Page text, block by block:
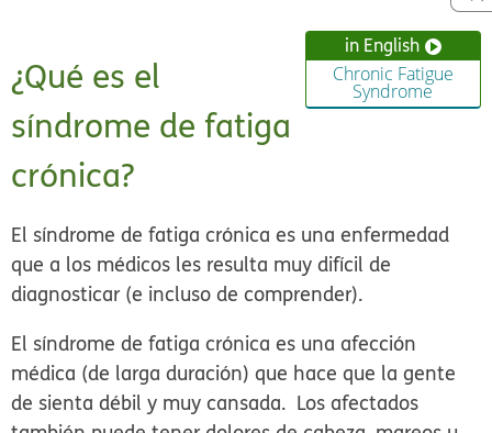
in English
Chronic Fatigue
Syndrome
¿Qué es el
síndrome de fatiga
crónica?
El síndrome de fatiga crónica es una enfermedad
que a los médicos les resulta muy difícil de
diagnosticar (e incluso de comprender).
El síndrome de fatiga crónica es una afección
médica (de larga duración) que hace que la gente
de sienta débil y muy cansada. Los afectados